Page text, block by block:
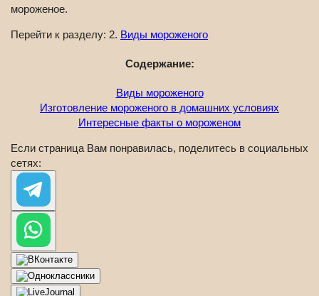
мороженое.
Перейти к разделу: 2. Виды мороженого
Содержание:
Виды мороженого
Изготовление мороженого в домашних условиях
Интересные факты о мороженом
Если страница Вам понравилась, поделитесь в социальных
сетях: